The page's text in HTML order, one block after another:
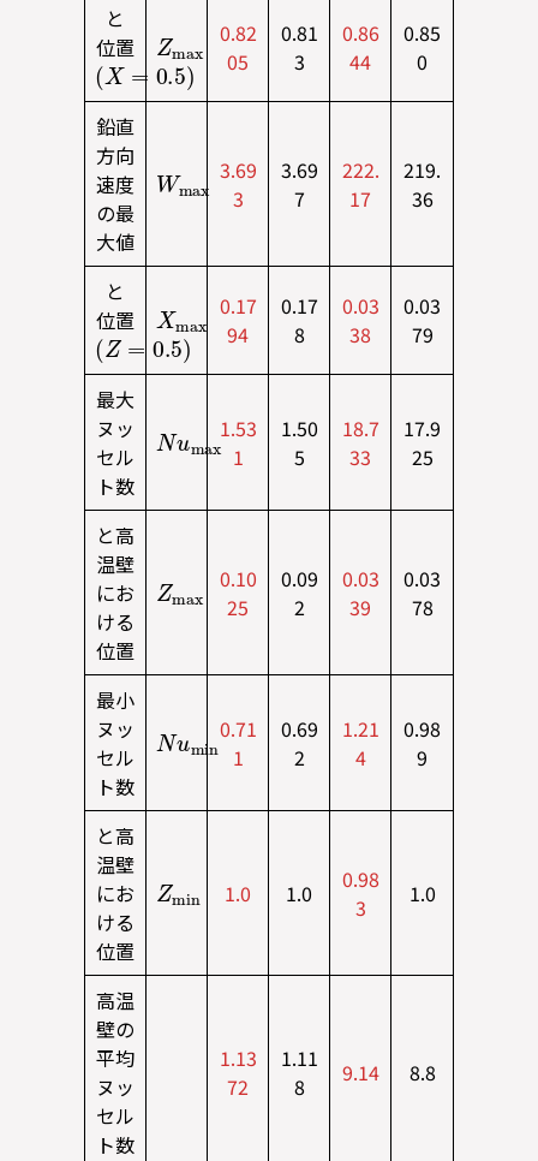
と
位置
(X=0.5)
0.82
05
0.81
3
0.86
44
0.85
0
鉛直
方向
速度
の最
大値
3.69
3
3.69
7
222.
17
219.
36
と
位置
(Z=0.5)
0.17
94
0.17
8
0.03
38
0.03
79
最大
ヌッ
セル
ト数
1.53
1
1.50
5
18.7
33
17.9
25
と高
温壁
にお
ける
位置
0.10
25
0.09
2
0.03
39
0.03
78
最小
ヌッ
セル
ト数
0.71
1
0.69
2
1.21
4
0.98
9
と高
温壁
にお
ける
位置
1.0 1.0
0.98
3
1.0
高温
壁の
平均
ヌッ
セル
ト数
1.13
72
1.11
8
9.14 8.8